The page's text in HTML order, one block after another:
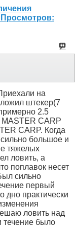
на
штекер(7
2.5
CARP
CARP. Когда
большое и
тяжелых
ловить, а
поплавок несет
сильно
первый
дно практически
ловить над
течение было